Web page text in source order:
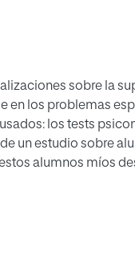
sobre la
los problemas
los tests
un estudio sobre
alumnos míos
adolecer del “efecto
relativa por lo